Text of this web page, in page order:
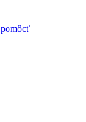
pomôcť